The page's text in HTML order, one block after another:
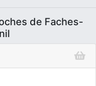
de Faches-